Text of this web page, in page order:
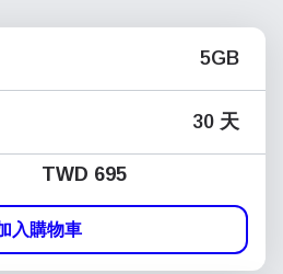
5GB
30 天
TWD 695
入購物車